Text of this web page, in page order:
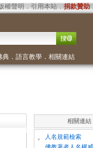
權聲明 ． 引用本站． 捐款贊助
典． 語言教學． 相關連結
相關連結
。 人名規範檢索